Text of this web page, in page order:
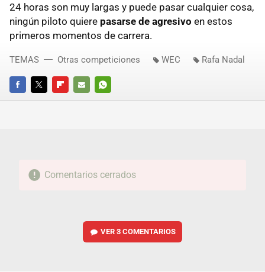
24 horas son muy largas y puede pasar cualquier cosa,
ningún piloto quiere pasarse de agresivo en estos
primeros momentos de carrera.
FACEBOOKTWITTERFLIPBOARD
E-
WHATSAPP
TEMAS Otras competiciones WEC Rafa Nadal
Comentarios cerrados
VER3 COMENTARIOS